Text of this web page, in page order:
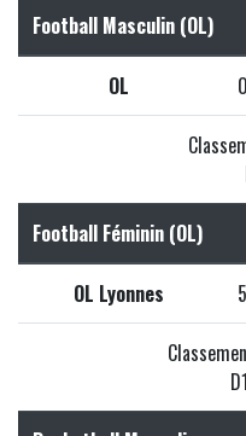
Football Masculin (OL)
OL 0
Football Féminin (OL)
OL Lyonnes 5